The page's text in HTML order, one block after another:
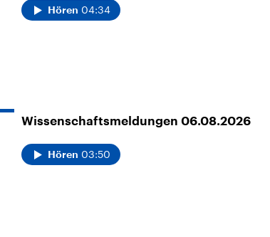
Hören 04:34
Wissenschaftsmeldungen 06.08.2026
Hören 03:50